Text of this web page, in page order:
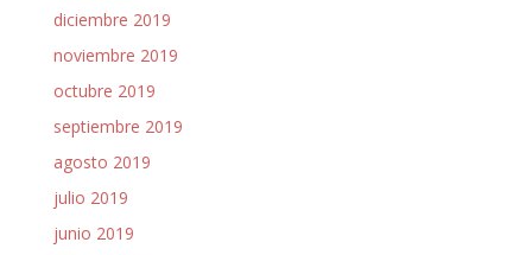
diciembre 2019
noviembre 2019
octubre 2019
septiembre 2019
agosto 2019
julio 2019
junio 2019